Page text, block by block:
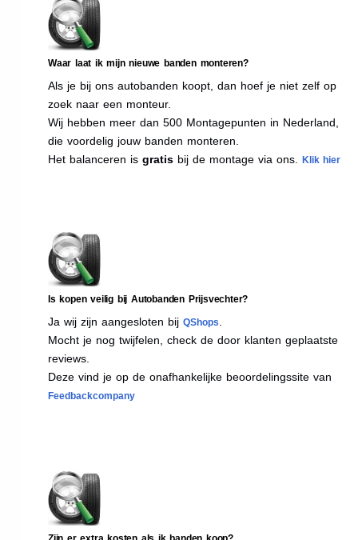
Waar laat ik mijn nieuwe banden monteren?
Als je bij ons autobanden koopt, dan hoef je niet zelf op
zoek naar een monteur.
Wij hebben meer dan 500 Montagepunten in Nederland,
die voordelig jouw banden monteren.
Het balanceren is gratis bij de montage via ons. Klik hier
Is kopen veilig bij Autobanden Prijsvechter?
Ja wij zijn aangesloten bij QShops
Mocht je nog twijfelen, check de door klanten geplaatste
reviews.
Deze vind je op de onafhankelijke beoordelingssite van
Feedbackcompany